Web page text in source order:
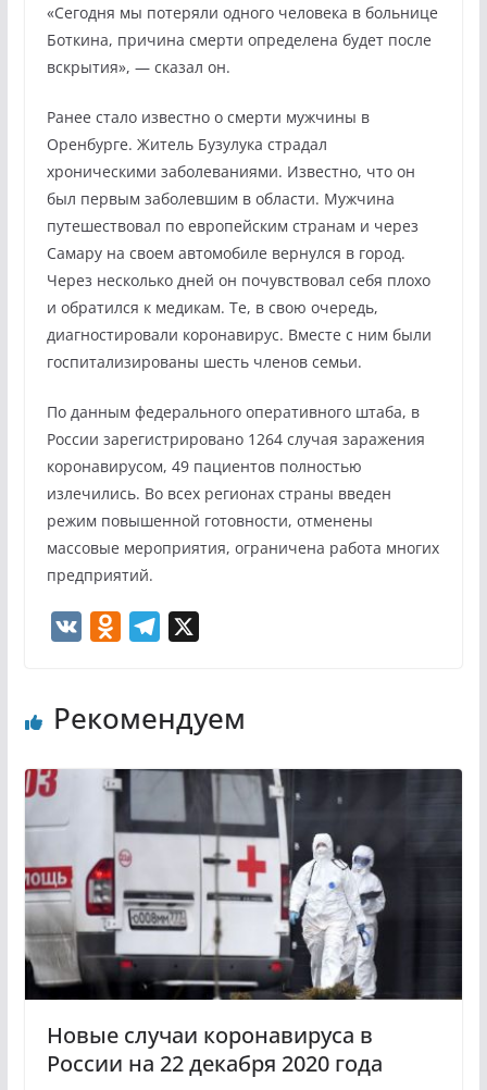
«Сегодня мы потеряли одного человека в больнице
Боткина, причина смерти определена будет после
вскрытия», — сказал он.
Ранее стало известно о смерти мужчины в
Оренбурге. Житель Бузулука страдал
хроническими заболеваниями. Известно, что он
был первым заболевшим в области. Мужчина
путешествовал по европейским странам и через
Самару на своем автомобиле вернулся в город.
Через несколько дней он почувствовал себя плохо
и обратился к медикам. Те, в свою очередь,
диагностировали коронавирус. Вместе с ним были
госпитализированы шесть членов семьи.
По данным федерального оперативного штаба, в
России зарегистрировано 1264 случая заражения
коронавирусом, 49 пациентов полностью
излечились. Во всех регионах страны введен
режим повышенной готовности, отменены
массовые мероприятия, ограничена работа многих
предприятий.
o
l
s
s
n
i
k
e
r
m
Рекомендуем
Новые случаи коронавируса в
России на 22 декабря 2020 года